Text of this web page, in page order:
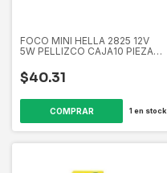
FOCO MINI HELLA 2825 12V
5W PELLIZCO CAJA10 PIEZAS
$40.31
1 en stock